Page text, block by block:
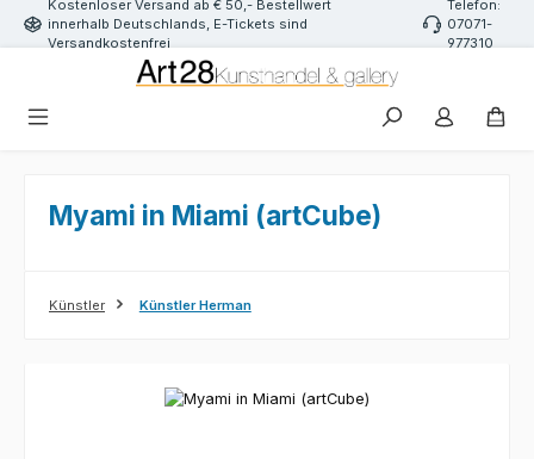
Zum Hauptinhalt springen
Kostenloser Versand ab € 50,- Bestellwert
innerhalb Deutschlands, E-Tickets sind
Versandkostenfrei
Telefon:
07071-
977310
Myami in Miami (artCube)
Künstler Künstler Herman
Bildergalerie überspringen